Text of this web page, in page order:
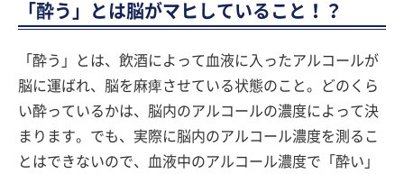
「酔う」とは脳がマヒしていること！？
「酔う」とは、飲酒によって血液に入ったアルコールが
脳に運ばれ、脳を麻痺させている状態のこと。どのくら
い酔っているかは、脳内のアルコールの濃度によって決
まります。でも、実際に脳内のアルコール濃度を測るこ
とはできないので、血液中のアルコール濃度で「酔い」